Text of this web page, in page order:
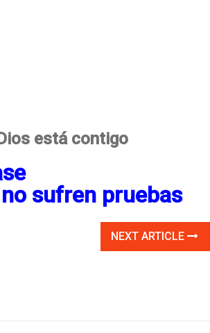
está contigo
sufren pruebas
NEXT ARTICLE